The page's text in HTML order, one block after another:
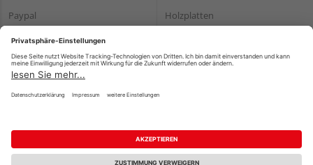
Paypal
Onlineüberweisung
Kreditkarte
Rechnung*
Holzplatten
Terrassendielen
Datenschutz AGB Barrierefreiheitserklärung